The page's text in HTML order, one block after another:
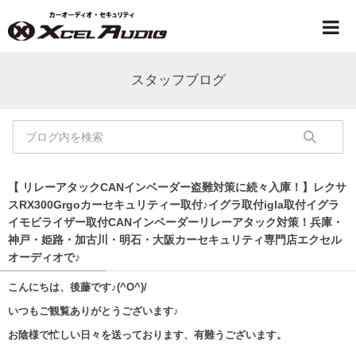
スタッフブログ
【 リレーアタックCANインベーダー盗難対策に続々入庫！】レクサ
スRX300Grgoカーセキュリティー取付♪イグラ取付igla取付イグラ
イモビライザー取付CANインベーダーリレーアタック対策！兵庫・
神戸・姫路・加古川・明石・大阪カーセキュリティ専門店エクセル
オーディオで♪
こんにちは、後藤です♪(^O^)/
いつもご観覧ありがとうございます♪
お陰様で忙しい日々を送っております、有難うございます。